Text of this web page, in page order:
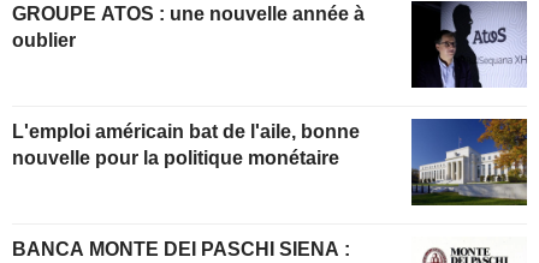
GROUPE ATOS : une nouvelle année à
oublier
L'emploi américain bat de l'aile, bonne
nouvelle pour la politique monétaire
BANCA MONTE DEI PASCHI SIENA :